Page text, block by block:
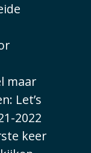
maar
Let’s
2022
keer